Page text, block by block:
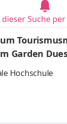
dieser Suche
Garden
Hotel
Hochschule